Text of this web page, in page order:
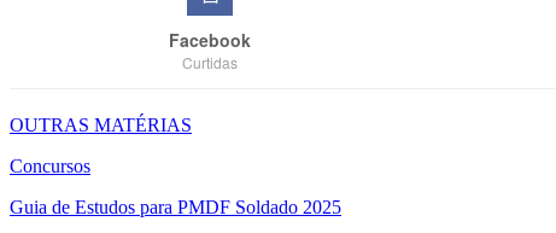
Facebook
Curtidas
OUTRAS MATÉRIAS
Concursos
Guia de Estudos para PMDF Soldado 2025